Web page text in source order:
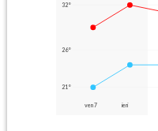
32°
26°
21°
ven 7 ieri